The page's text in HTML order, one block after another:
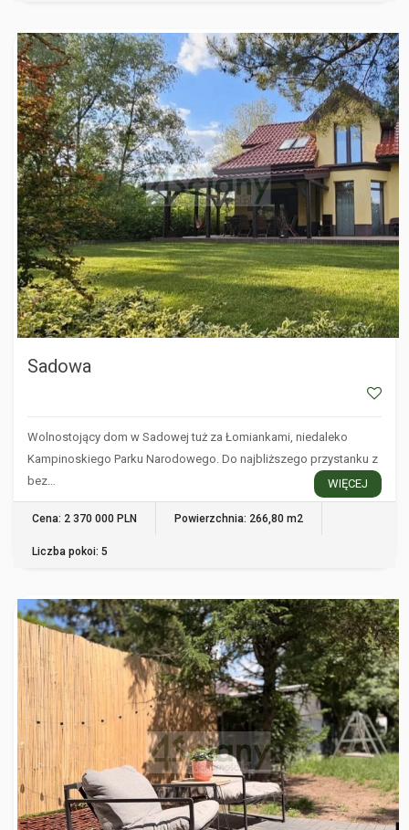
SADOWA
Sadowa
Wolnostojący dom w Sadowej tuż za Łomiankami, niedaleko
Kampinoskiego Parku Narodowego. Do najbliższego przystanku z
bez…
WIĘCEJ
Cena: 2 370 000 PLN Powierzchnia: 266,80 m2
Liczba pokoi: 5
WARSZAWA